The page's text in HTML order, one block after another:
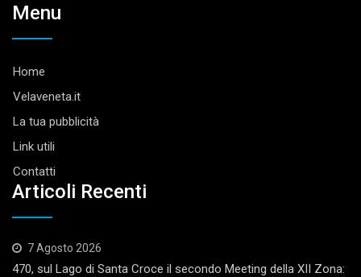
Menu
Home
Velaveneta.it
La tua pubblicità
Link utili
Contatti
Articoli Recenti
7 Agosto 2026
470, sul Lago di Santa Croce il secondo Meeting della XII Zona: